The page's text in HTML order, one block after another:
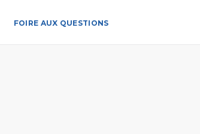
FOIRE AUX QUESTIONS